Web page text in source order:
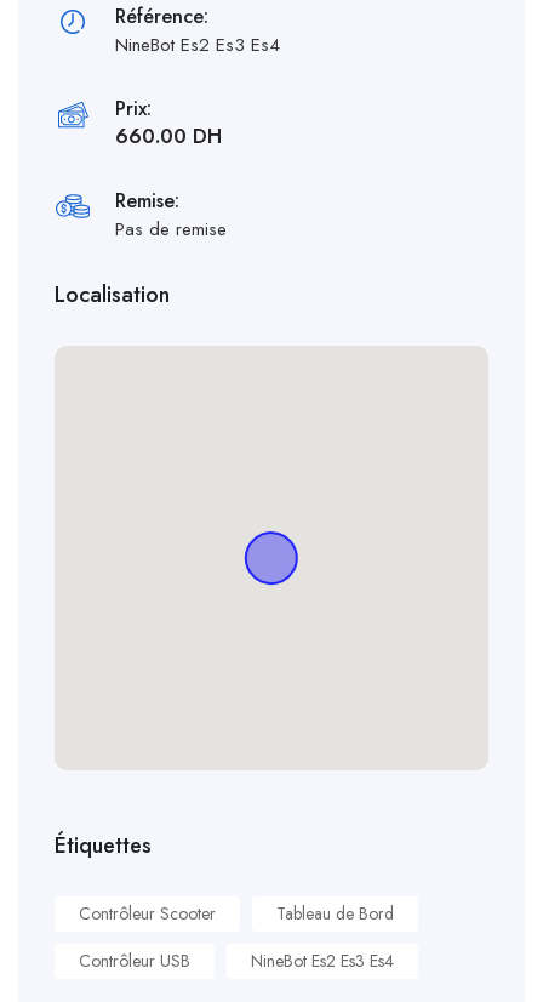
Référence:
NineBot Es2 Es3 Es4
Prix:
660.00 DH
Remise:
Pas de remise
Localisation
Étiquettes
Contrôleur Scooter
Tableau de Bord
Contrôleur USB
NineBot Es2 Es3 Es4